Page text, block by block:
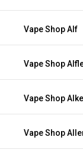
Vape Shop Alf
Vape Shop
Vape Shop
Vape Shop